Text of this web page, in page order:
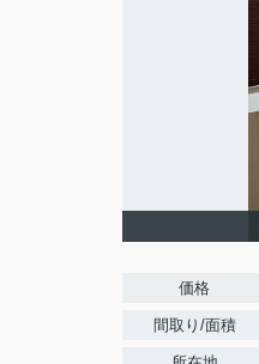
価格
間取り/面積